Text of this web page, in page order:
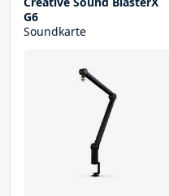
G6
Soundkarte